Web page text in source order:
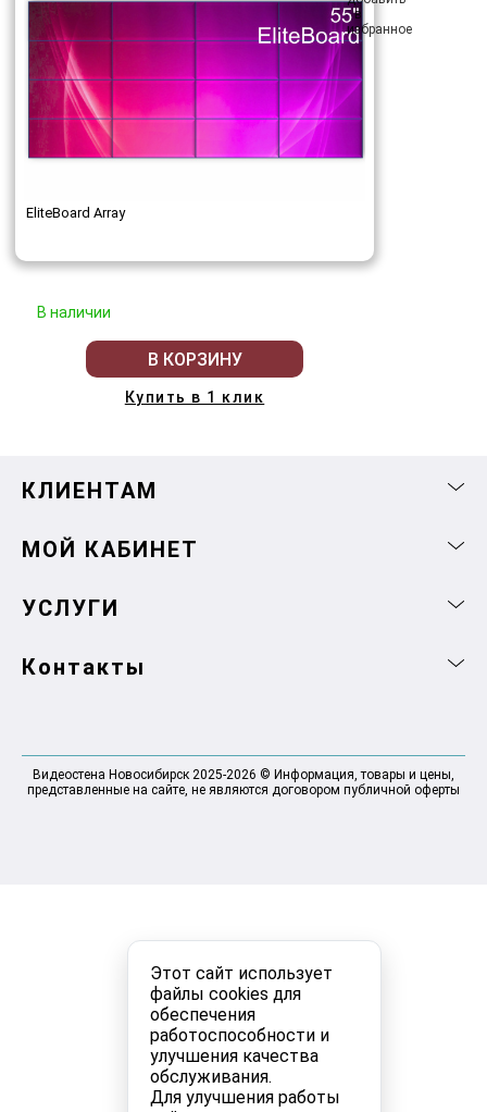
Этот сайт использует
файлы cookies для
обеспечения
работоспособности и
улучшения качества
обслуживания.
Для улучшения работы
EliteBoard Array
В наличии
В КОРЗИНУ
Купить в 1 клик
КЛИЕНТАМ
МОЙ КАБИНЕТ
УСЛУГИ
Контакты
Видеостена Новосибирск 2025-2026 © Информация, товары и цены,
представленные на сайте, не являются договором публичной оферты